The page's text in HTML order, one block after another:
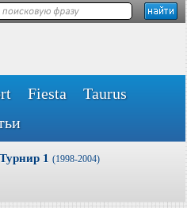
Fiesta
Taurus
1 (1998-2004)